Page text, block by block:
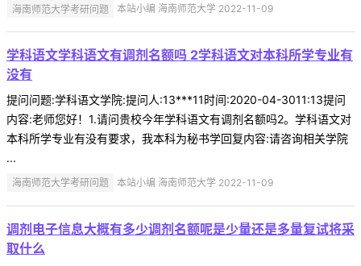
海南师范大学考研问题 本站小编 海南师范大学 2022-11-09
学科语文学科语文有调剂名额吗 2学科语文对本科所学专业有
没有
提问问题:学科语文学院:提问人:13***11时间:2020-04-3011:13提问
内容:老师您好！1.请问贵校今年学科语文有调剂名额吗2。学科语文对
本科所学专业有没有要求，我本科为秘书学回复内容:请咨询相关学院
...
海南师范大学考研问题 本站小编 海南师范大学 2022-11-09
调剂电子信息大概有多少调剂名额呢是少量还是多量复试将采
取什么